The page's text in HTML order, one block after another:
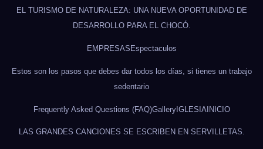
EL TURISMO DE NATURALEZA: UNA NUEVA OPORTUNIDAD DE
DESARROLLO PARA EL CHOCÓ.
EMPRESAS Espectaculos
Estos son los pasos que debes dar todos los días, si tienes un trabajo
sedentario
Frequently Asked Questions (FAQ)GalleryIGLESIAINICIO
LAS GRANDES CANCIONES SE ESCRIBEN EN SERVILLETAS.